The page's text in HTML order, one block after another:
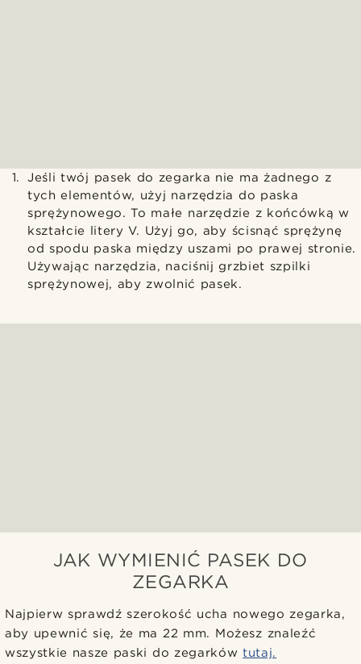
Jeśli twój pasek do zegarka nie ma żadnego z
tych elementów, użyj narzędzia do paska
sprężynowego. To małe narzędzie z końcówką w
kształcie litery V. Użyj go, aby ścisnąć sprężynę
od spodu paska między uszami po prawej stronie.
Używając narzędzia, naciśnij grzbiet szpilki
sprężynowej, aby zwolnić pasek.
JAK WYMIENIĆ PASEK DO
ZEGARKA
Najpierw sprawdź szerokość ucha nowego zegarka,
aby upewnić się, że ma 22 mm. Możesz znaleźć
wszystkie nasze paski do zegarkówtutaj.